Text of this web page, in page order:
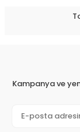
Kampanya ve